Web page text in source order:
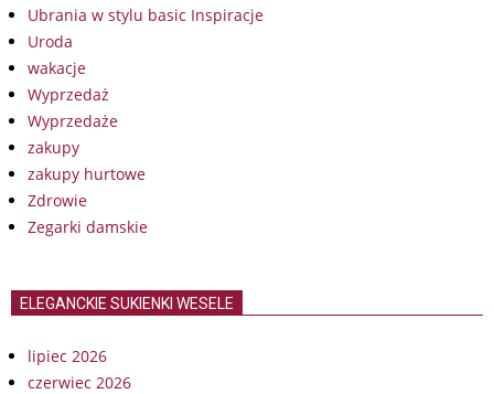
Ubrania w stylu basic Inspiracje
Uroda
wakacje
Wyprzedaż
Wyprzedaże
zakupy
zakupy hurtowe
Zdrowie
Zegarki damskie
ELEGANCKIE SUKIENKI WESELE
lipiec 2026
czerwiec 2026